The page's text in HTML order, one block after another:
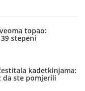
topao:
stepeni
kadetkinjama:
da ste pomjerili